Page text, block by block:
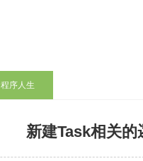
程序人生
新建Task相关